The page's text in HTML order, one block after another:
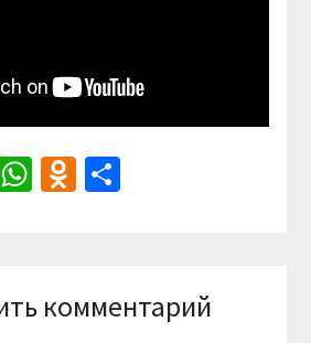
WhatsApp
Odnoklassniki
Отправить
комментарий